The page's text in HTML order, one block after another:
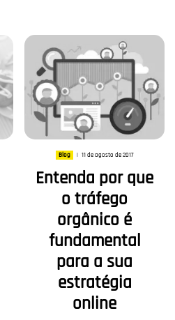
Blog | 11 de agosto de 2017
Entenda por que
o tráfego
orgânico é
fundamental
para a sua
estratégia
online